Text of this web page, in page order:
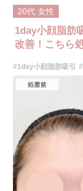
20代 女性
1day小顔脂肪
改善！こちら
#1day小顔脂肪吸引